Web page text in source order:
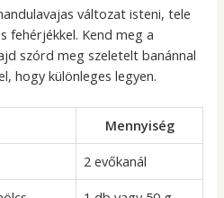
változat isteni, tele
fehérjékkel. Kend meg a
szórd meg szeletelt banánnal
hogy különleges legyen.
Mennyiség
2 evőkanál